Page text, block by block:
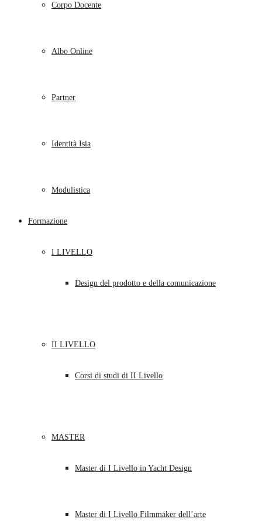
Corpo Docente
Albo Online
Partner
Identità Isia
Modulistica
Formazione
I LIVELLO
Design del prodotto e della comunicazione
II LIVELLO
Corsi di studi di II Livello
MASTER
Master di I Livello in Yacht Design
Master di I Livello Filmmaker dell’arte